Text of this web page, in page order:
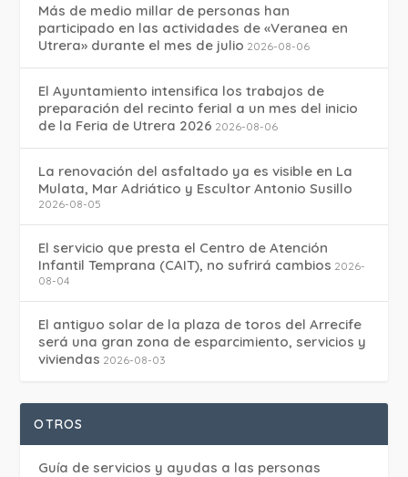
Más de medio millar de personas han
participado en las actividades de «Veranea en
Utrera» durante el mes de julio 2026-08-06
El Ayuntamiento intensifica los trabajos de
preparación del recinto ferial a un mes del inicio
de la Feria de Utrera 2026 2026-08-06
La renovación del asfaltado ya es visible en La
Mulata, Mar Adriático y Escultor Antonio Susillo
2026-08-05
El servicio que presta el Centro de Atención
Infantil Temprana (CAIT), no sufrirá cambios 2026-
08-04
El antiguo solar de la plaza de toros del Arrecife
será una gran zona de esparcimiento, servicios y
viviendas 2026-08-03
OTROS
Guía de servicios y ayudas a las personas